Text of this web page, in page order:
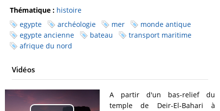
Thématique : histoire
egypte
archéologie mer
monde antique
egypte ancienne
bateau
transport maritime
afrique du nord
Vidéos
A partir d'un bas-relief du
temple de Deir-El-Bahari à